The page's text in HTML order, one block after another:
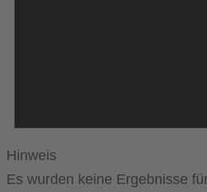
Hinweis
Es wurden keine Ergebnisse